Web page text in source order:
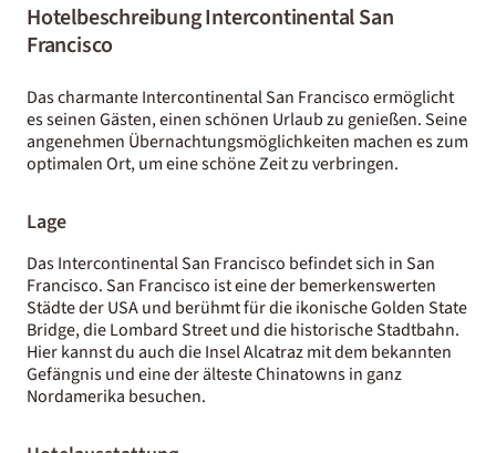
Hotelbeschreibung Intercontinental San
Francisco
Das charmante Intercontinental San Francisco ermöglicht
es seinen Gästen, einen schönen Urlaub zu genießen. Seine
angenehmen Übernachtungsmöglichkeiten machen es zum
optimalen Ort, um eine schöne Zeit zu verbringen.
Lage
Das Intercontinental San Francisco befindet sich in San
Francisco. San Francisco ist eine der bemerkenswerten
Städte der USA und berühmt für die ikonische Golden State
Bridge, die Lombard Street und die historische Stadtbahn.
Hier kannst du auch die Insel Alcatraz mit dem bekannten
Gefängnis und eine der älteste Chinatowns in ganz
Nordamerika besuchen.